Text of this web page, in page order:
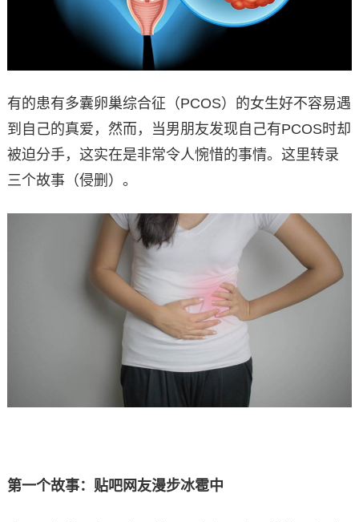
有的患有多囊卵巢综合征（PCOS）的女生好不容易遇
到自己的真爱，然而，当男朋友发现自己有PCOS时却
被迫分手，这实在是非常令人惋惜的事情。这里转录
三个故事（侵删）。
第一个故事：贴吧网友漫步冰雹中